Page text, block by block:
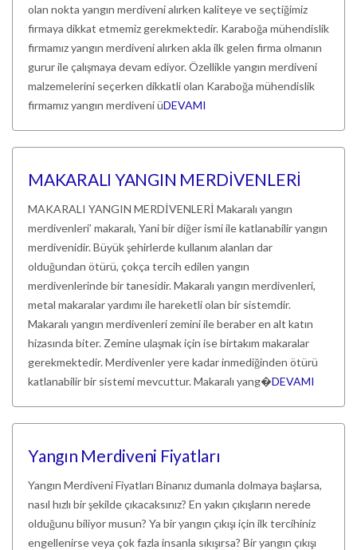
olan nokta yangın merdiveni alırken kaliteye ve seçtiğimiz
firmaya dikkat etmemiz gerekmektedir. Karaboğa mühendislik
firmamız yangın merdiveni alırken akla ilk gelen firma olmanın
gurur ile çalışmaya devam ediyor. Özellikle yangın merdiveni
malzemelerini seçerken dikkatli olan Karaboğa mühendislik
firmamız yangın merdiveni üDEVAMI
MAKARALI YANGIN MERDİVENLERİ
MAKARALI YANGIN MERDİVENLERİ Makaralı yangın
merdivenleri’ makaralı, Yani bir diğer ismi ile katlanabilir yangın
merdivenidir. Büyük şehirlerde kullanım alanları dar
olduğundan ötürü, çokça tercih edilen yangın
merdivenlerinde bir tanesidir. Makaralı yangın merdivenleri,
metal makaralar yardımı ile hareketli olan bir sistemdir.
Makaralı yangın merdivenleri zemini ile beraber en alt katın
hizasında biter. Zemine ulaşmak için ise birtakım makaralar
gerekmektedir. Merdivenler yere kadar inmediğinden ötürü
katlanabilir bir sistemi mevcuttur. Makaralı yang�DEVAMI
Yangın Merdiveni Fiyatları
Yangın Merdiveni Fiyatları Binanız dumanla dolmaya başlarsa,
nasıl hızlı bir şekilde çıkacaksınız? En yakın çıkışların nerede
olduğunu biliyor musun? Ya bir yangın çıkışı için ilk tercihiniz
engellenirse veya çok fazla insanla sıkışırsa? Bir yangın çıkışı